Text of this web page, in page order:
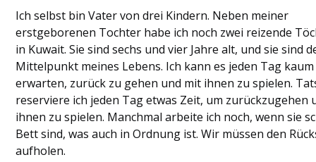
Ich selbst bin Vater von drei Kindern. Neben meiner
erstgeborenen Tochter habe ich noch zwei reizende
in Kuwait. Sie sind sechs und vier Jahre alt, und sie sind
Mittelpunkt meines Lebens. Ich kann es jeden Tag kaum
erwarten, zurück zu gehen und mit ihnen zu spielen.
reserviere ich jeden Tag etwas Zeit, um zurückzugehen
ihnen zu spielen. Manchmal arbeite ich noch, wenn sie
Bett sind, was auch in Ordnung ist. Wir müssen den
aufholen.